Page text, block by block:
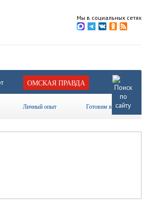
Мы в социальных сетях
ОМСКАЯ ПРАВДА
Личный опыт Готовим вместе